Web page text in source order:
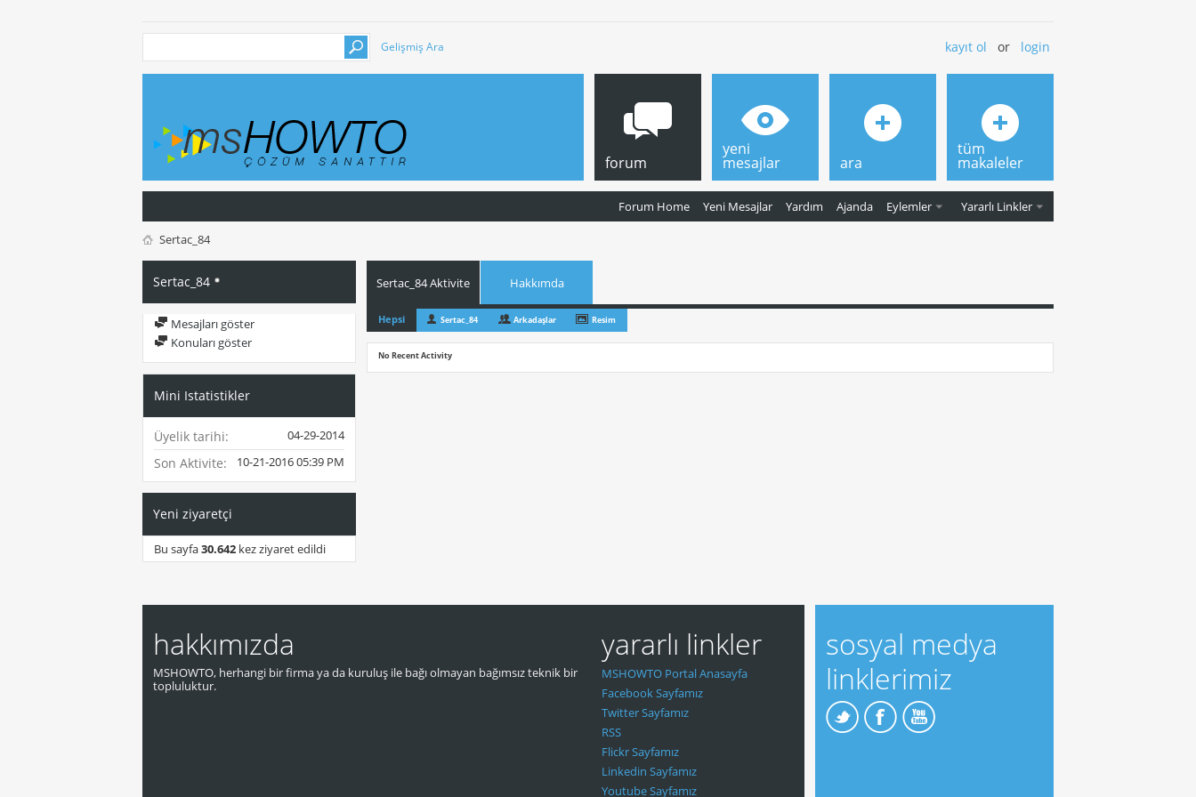
Gelişmiş Ara kayıt ol or login
forum
Forum Home Yeni Mesajlar Yardım Ajanda Eylemler Yararlı Linkler
yeni
mesajlar ara
tüm
makaleler
Sertac_84
Sertac_84
Mesajları göster
Konuları göster
Mini Istatistikler
Üyelik tarihi 04-29-2014
Son Aktivite 10-21-201605:39 PM
Yeni ziyaretçi
Bu sayfa30.642 kez ziyaret edildi
Sertac_84 Aktivite Hakkımda
Hepsi Sertac_84 Arkadaşlar Resim
No Recent Activity
hakkımızda
MSHOWTO, herhangi bir firma ya da kuruluş ile bağı olmayan bağımsız teknik bir
topluluktur.
yararlı linkler
MSHOWTO Portal Anasayfa
Facebook Sayfamız
Twitter Sayfamız
RSS
Flickr Sayfamız
Linkedin Sayfamız
Youtube Sayfamız
sosyal medya
linklerimiz